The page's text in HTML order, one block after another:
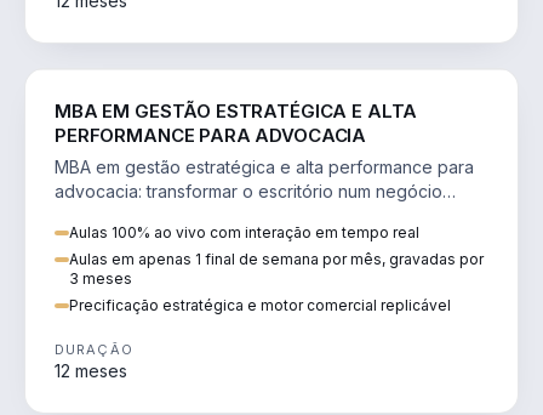
MBA EM GESTÃO ESTRATÉGICA E ALTA
PERFORMANCE PARA ADVOCACIA
MBA em gestão estratégica e alta performance para
advocacia: transformar o escritório num negócio
Aulas 100% ao vivo com interação em tempo real
Aulas em apenas 1 final de semana por mês, gravadas por
3 meses
Precificação estratégica e motor comercial replicável
DURAÇÃO
12 meses